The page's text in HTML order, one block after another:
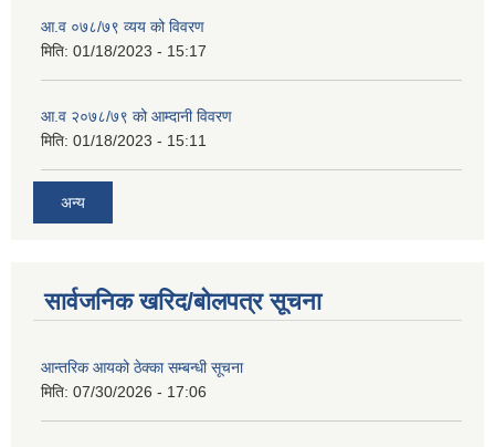
आ.व ०७८/७९ व्यय को विवरण
मिति: 01/18/2023 - 15:17
आ.व २०७८/७९ को आम्दानी विवरण
मिति: 01/18/2023 - 15:11
अन्य
सार्वजनिक खरिद/बोलपत्र सूचना
आन्तरिक आयको ठेक्का सम्बन्धी सूचना
मिति: 07/30/2026 - 17:06